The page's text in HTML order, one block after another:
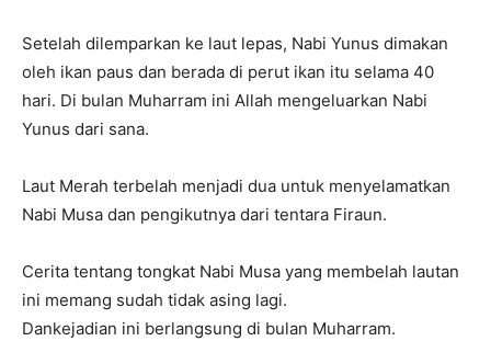
Setelah dilemparkan ke laut lepas, Nabi Yunus dimakan
oleh ikan paus dan berada di perut ikan itu selama 40
hari. Di bulan Muharram ini Allah mengeluarkan Nabi
Yunus dari sana.
Laut Merah terbelah menjadi dua untuk menyelamatkan
Nabi Musa dan pengikutnya dari tentara Firaun.
Cerita tentang tongkat Nabi Musa yang membelah lautan
ini memang sudah tidak asing lagi.
Dankejadian ini berlangsung di bulan Muharram.